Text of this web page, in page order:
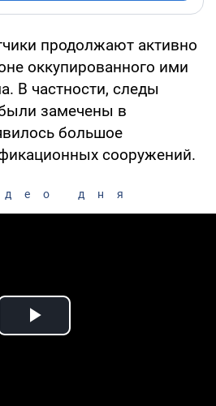
продолжают активно
оккупированного ими
В частности, следы
замечены в
большое
сооружений.
дня
Play Video